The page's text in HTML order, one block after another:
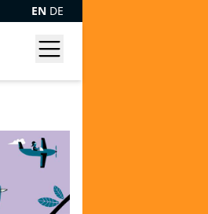
EN DE